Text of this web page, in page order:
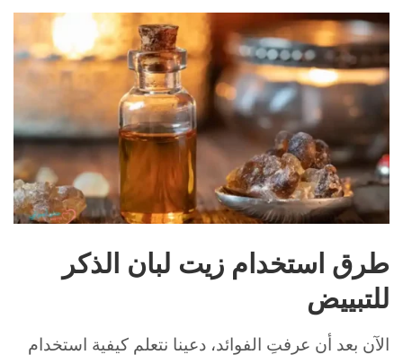
طرق استخدام زيت لبان الذكر
للتبييض
الآن بعد أن عرفتِ الفوائد، دعينا نتعلم كيفية استخدام